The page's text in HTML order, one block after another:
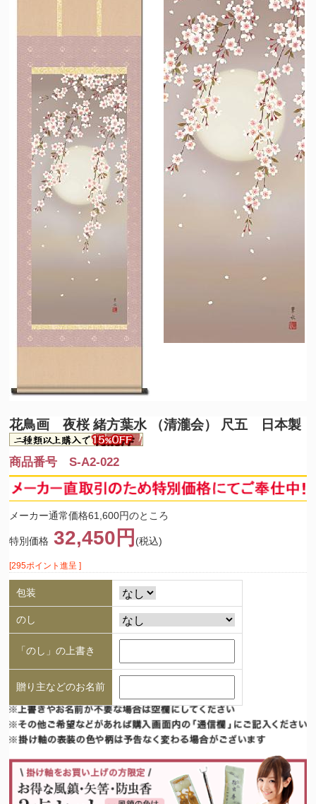
花鳥画 夜桜 緒方葉水 （清瀧会） 尺五 日本製
商品番号 S-A2-022
メーカー通常価格61,600円のところ
特別価格 32,450円 (税込)
[295ポイント進呈 ]
包装
のし
「のし」の上書き
贈り主などのお名前